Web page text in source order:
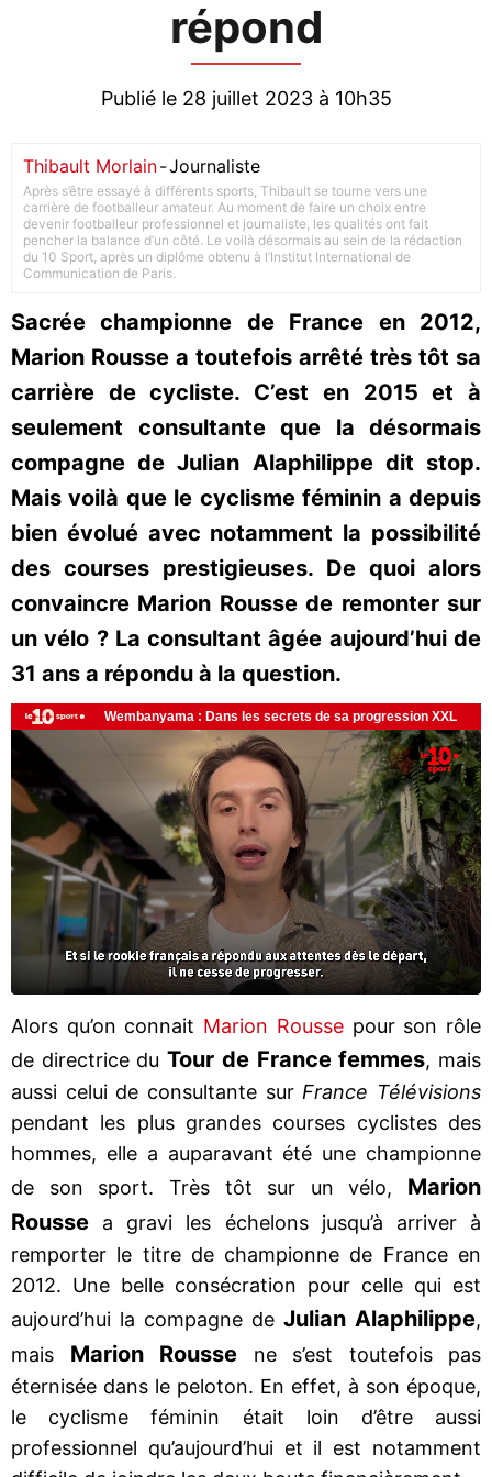
répond
Publié le 28 juillet 2023 à 10h35
Thibault Morlain-Journaliste
Après s’être essayé à différents sports, Thibault se tourne vers une
carrière de footballeur amateur. Au moment de faire un choix entre
devenir footballeur professionnel et journaliste, les qualités ont fait
pencher la balance d’un côté. Le voilà désormais au sein de la rédaction
du 10 Sport, après un diplôme obtenu à l’Institut International de
Communication de Paris.
Sacrée championne de France en 2012,
Marion Rousse a toutefois arrêté très tôt sa
carrière de cycliste. C’est en 2015 et à
seulement consultante que la désormais
compagne de Julian Alaphilippe dit stop.
Mais voilà que le cyclisme féminin a depuis
bien évolué avec notamment la possibilité
des courses prestigieuses. De quoi alors
convaincre Marion Rousse de remonter sur
un vélo ? La consultant âgée aujourd’hui de
31 ans a répondu à la question.
Alors qu’on connait Marion Roussepour son rôle
de directrice duTour de France femmes, mais
aussi celui de consultante sur France Télévisions
pendant les plus grandes courses cyclistes des
hommes, elle a auparavant été une championne
de son sport. Très tôt sur un vélo, Marion
Rousse a gravi les échelons jusqu’à arriver à
remporter le titre de championne de France en
2012. Une belle consécration pour celle qui est
aujourd’hui la compagne de Julian Alaphilippe,
mais Marion Rousse ne s’est toutefois pas
éternisée dans le peloton. En effet, à son époque,
le cyclisme féminin était loin d’être aussi
professionnel qu’aujourd’hui et il est notamment